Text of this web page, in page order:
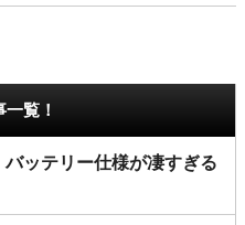
覧！
バッテリー仕様が凄すぎる